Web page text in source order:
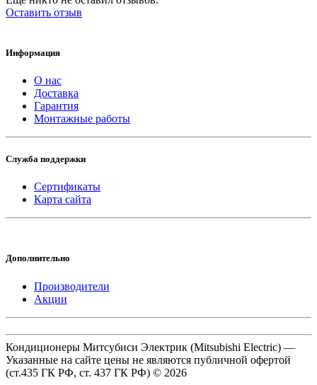
Оставить отзыв
Информация
О нас
Доставка
Гарантия
Монтажные работы
Служба поддержки
Сертификаты
Карта сайта
Дополнительно
Производители
Акции
Кондиционеры Митсубиси Электрик (Mitsubishi Electric) —
Указанные на сайте цены не являются публичной офертой
(ст.435 ГК РФ, cт. 437 ГК РФ) © 2026